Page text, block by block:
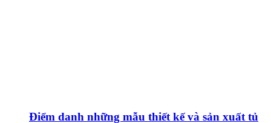
Điểm danh những mẫu thiết kế và sản xuất tủ